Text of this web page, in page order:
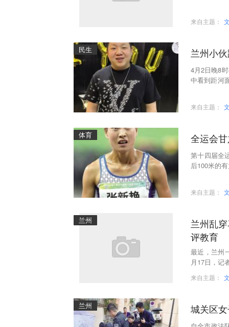
来自主题：
民生 兰州小
4月2日晚8
中看到距河
来自主题：
体育 全运会
第十四届全
后100米的
来自主题：
兰州
兰州乱
评教育
最近，兰州
月17日，记
来自主题：
兰州 城关区